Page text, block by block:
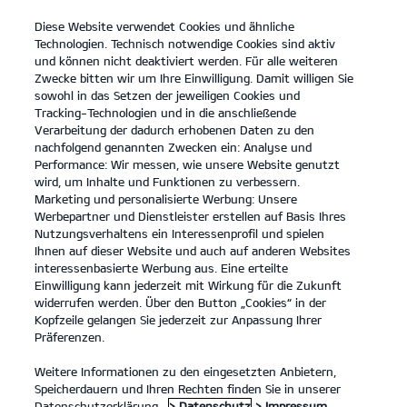
open
menu
KONTAKT
Motorengeräuschpegel
MOTORENGERÄUSCHPEGEL
Diese Website verwendet Cookies und ähnliche
Technologien. Technisch notwendige Cookies sind aktiv
und können nicht deaktiviert werden. Für alle weiteren
Zwecke bitten wir um Ihre Einwilligung. Damit willigen Sie
sowohl in das Setzen der jeweiligen Cookies und
Tracking-Technologien und in die anschließende
Verarbeitung der dadurch erhobenen Daten zu den
nachfolgend genannten Zwecken ein: Analyse und
Performance: Wir messen, wie unsere Website genutzt
wird, um Inhalte und Funktionen zu verbessern.
Marketing und personalisierte Werbung: Unsere
Werbepartner und Dienstleister erstellen auf Basis Ihres
Nutzungsverhaltens ein Interessenprofil und spielen
Ihnen auf dieser Website und auch auf anderen Websites
interessenbasierte Werbung aus. Eine erteilte
Einwilligung kann jederzeit mit Wirkung für die Zukunft
widerrufen werden. Über den Button „Cookies“ in der
Kopfzeile gelangen Sie jederzeit zur Anpassung Ihrer
Präferenzen.
Weitere Informationen zu den eingesetzten Anbietern,
Speicherdauern und Ihren Rechten finden Sie in unserer